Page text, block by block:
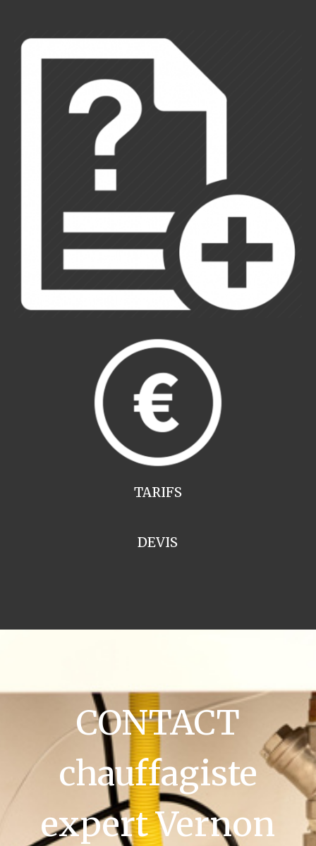
TARIFS
DEVIS
CONTACT
chauffagiste
expert Vernon